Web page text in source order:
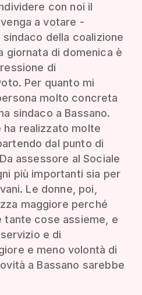
con noi il
a votare -
della coalizione
giornata di domenica è
di
Per quanto mi
molto concreta
sindaco a Bassano.
ha realizzato molte
dal punto di
assessore al Sociale
più importanti sia per
Le donne, poi,
maggiore perché
tante cose assieme, e
e di
e meno volontà di
a Bassano sarebbe